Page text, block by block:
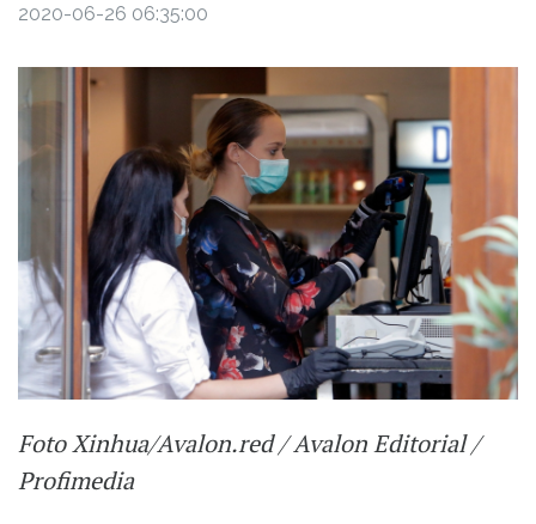
2020-06-26 06:35:00
Foto Xinhua/Avalon.red / Avalon Editorial /
Profimedia